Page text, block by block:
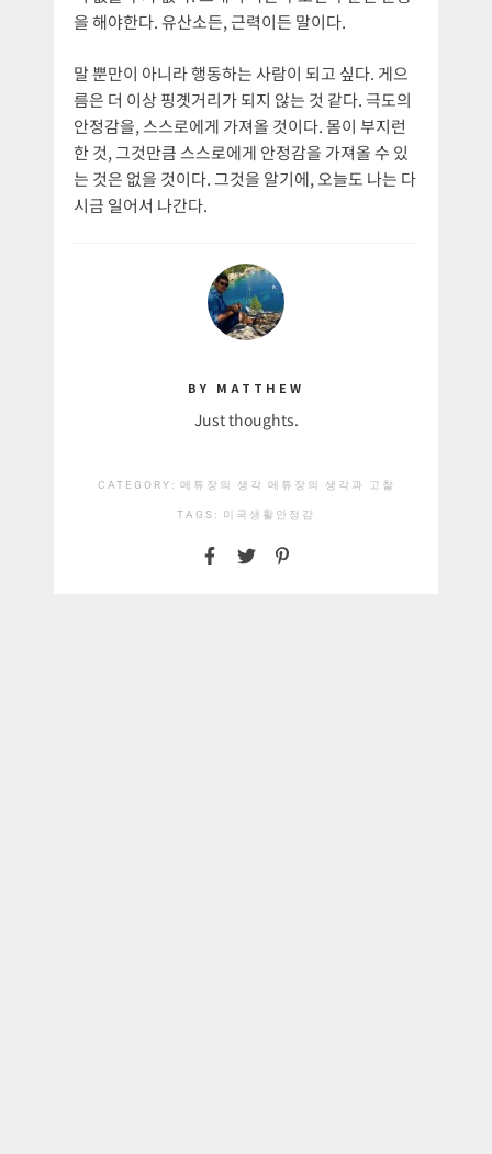
을 해야한다. 유산소든, 근력이든 말이다.
말 뿐만이 아니라 행동하는 사람이 되고 싶다. 게으
름은 더 이상 핑곗거리가 되지 않는 것 같다. 극도의
안정감을, 스스로에게 가져올 것이다. 몸이 부지런
한 것, 그것만큼 스스로에게 안정감을 가져올 수 있
는 것은 없을 것이다. 그것을 알기에, 오늘도 나는 다
시금 일어서 나간다.
BY MATTHEW
Just thoughts.
CATEGORY: 메튜장의 생각 메튜장의 생각과 고찰
TAGS: 미국생활 안정감